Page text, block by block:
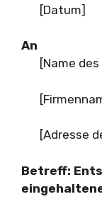
[Datum]
An
[Name
[Adresse
Betreff: